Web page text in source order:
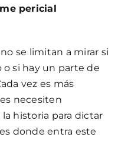
pericial
se limitan a mirar si
si hay un parte de
vez es más
necesiten
historia para dictar
donde entra este